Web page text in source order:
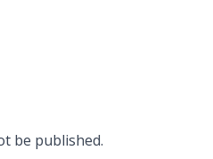
be published.